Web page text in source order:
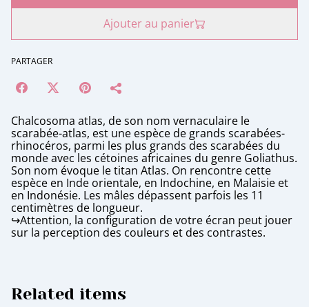
Ajouter au panier
PARTAGER
Chalcosoma atlas, de son nom vernaculaire le
scarabée-atlas, est une espèce de grands scarabées-
rhinocéros, parmi les plus grands des scarabées du
monde avec les cétoines africaines du genre Goliathus.
Son nom évoque le titan Atlas. On rencontre cette
espèce en Inde orientale, en Indochine, en Malaisie et
en Indonésie. Les mâles dépassent parfois les 11
centimètres de longueur.
↪️Attention, la configuration de votre écran peut jouer
sur la perception des couleurs et des contrastes.
Related items